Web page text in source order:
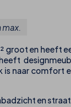
groot en heeft
naar comfort
en